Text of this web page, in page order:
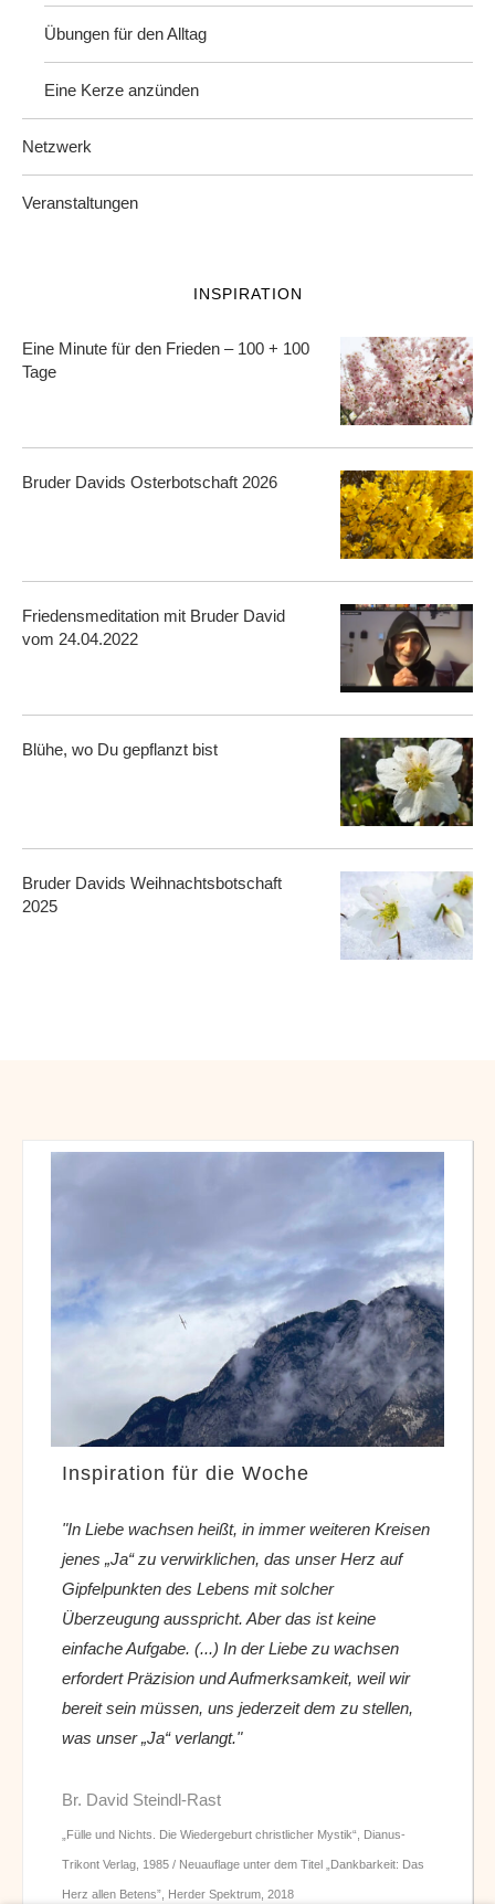
Übungen für den Alltag
Eine Kerze anzünden
Netzwerk
Veranstaltungen
INSPIRATION
Eine Minute für den Frieden – 100 + 100
Tage
Bruder Davids Osterbotschaft 2026
Friedensmeditation mit Bruder David
vom 24.04.2022
Blühe, wo Du gepflanzt bist
Bruder Davids Weihnachtsbotschaft
2025
Inspiration für die Woche
"In Liebe wachsen heißt, in immer weiteren Kreisen
jenes „Ja“ zu verwirklichen, das unser Herz auf
Gipfelpunkten des Lebens mit solcher
Überzeugung ausspricht. Aber das ist keine
einfache Aufgabe. (...) In der Liebe zu wachsen
erfordert Präzision und Aufmerksamkeit, weil wir
bereit sein müssen, uns jederzeit dem zu stellen,
was unser „Ja“ verlangt."
Br. David Steindl-Rast
„Fülle und Nichts. Die Wiedergeburt christlicher Mystik“, Dianus-
Trikont Verlag, 1985 / Neuauflage unter dem Titel „Dankbarkeit: Das
Herz allen Betens”, Herder Spektrum, 2018